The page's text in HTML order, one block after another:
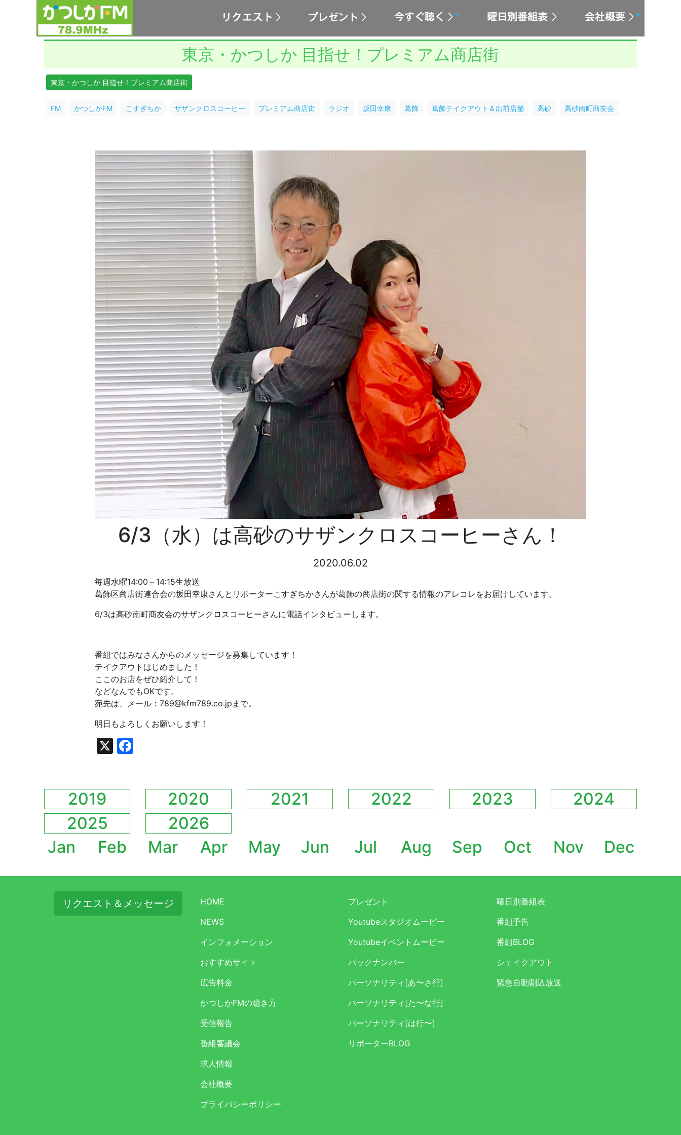
東京・かつしか 目指せ！プレミアム商店街
東京・かつしか 目指せ！プレミアム商店街
FM かつしかFM こすぎちか サザンクロスコーヒー プレミアム商店街 ラジオ 坂田幸康 葛飾 葛飾テイクアウト＆出前店舗 高砂 高砂南町商友会
6/3（水）は高砂のサザンクロスコーヒーさん！
2020.06.02
毎週水曜14:00～14:15生放送
葛飾区商店街連合会の坂田幸康さんとリポーターこすぎちかさんが葛飾の商店街の関する情報のアレコレをお届けしています。
6/3は高砂南町商友会のサザンクロスコーヒーさんに電話インタビューします。
番組ではみなさんからのメッセージを募集しています！
テイクアウトはじめました！
ここのお店をぜひ紹介して！
などなんでもOKです。
宛先は、メール：789@kfm789.co.jpまで。
明日もよろしくお願いします！
X Facebook
2019 2020 2021 2022 2023
2024
2025
2026
Jan
Feb Mar Apr May Jun Jul Aug Sep Oct Nov Dec
リクエスト＆メッセージ
HOME
NEWS
インフォメーション
おすすめサイト
広告料金
かつしかFMの聴き方
受信報告
番組審議会
求人情報
会社概要
プライバシーポリシー
プレゼント
Youtubeスタジオムービー
Youtubeイベントムービー
バックナンバー
パーソナリティ[あ〜さ行]
パーソナリティ[た〜な行]
パーソナリティ[は行〜]
リポーターBLOG
曜日別番組表
番組予告
番組BLOG
シェイクアウト
緊急自動割込放送